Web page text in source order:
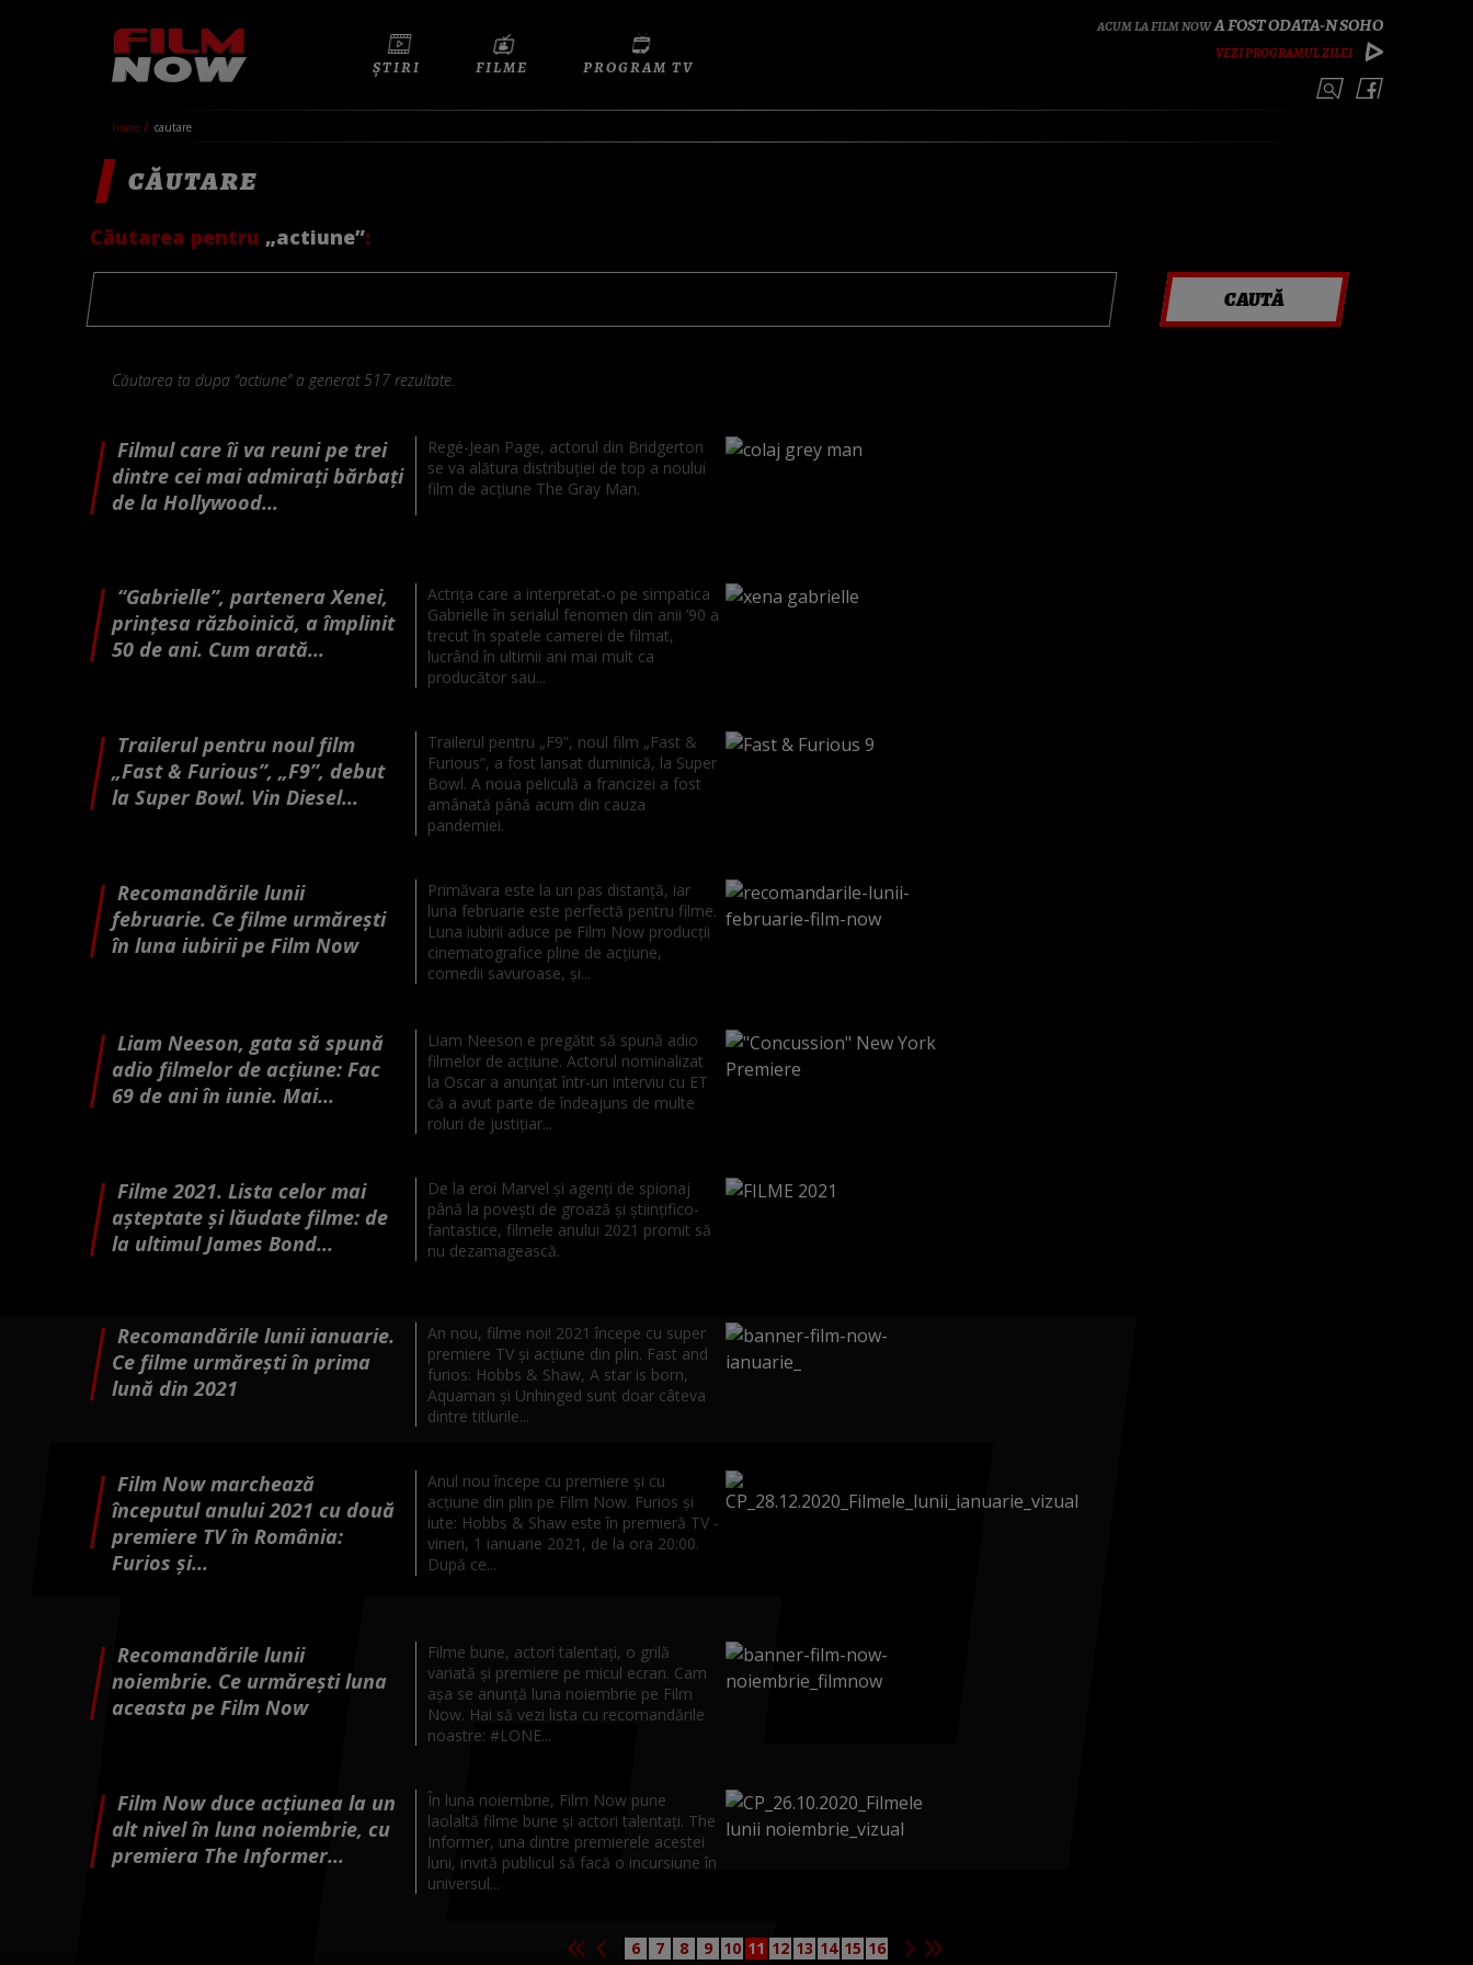
A FOST ODATA-N SOHO
VEZI PROGRAMUL ZILEI
ȘTIRI FILME PROGRAM TV
home cautare
CĂUTARE
Căutarea pentru „actiune”:
Căutarea ta dupa “actiune” a generat 517 rezultate.
Filmul care îi va reuni pe trei
dintre cei mai admirați bărbați
de la Hollywood...
Regé-Jean Page, actorul din Bridgerton
se va alătura distribuției de top a noului
film de acțiune The Gray Man.
“Gabrielle”, partenera Xenei,
prințesa războinică, a împlinit
50 de ani. Cum arată...
Actrița care a interpretat-o pe simpatica
Gabrielle în serialul fenomen din anii ’90 a
trecut în spatele camerei de filmat,
lucrând în ultimii ani mai mult ca
producător sau...
Trailerul pentru noul film
„Fast & Furious”, „F9”, debut
la Super Bowl. Vin Diesel...
Trailerul pentru „F9”, noul film „Fast &
Furious”, a fost lansat duminică, la Super
Bowl. A noua peliculă a francizei a fost
amânată până acum din cauza
pandemiei.
Recomandările lunii
februarie. Ce filme urmărești
în luna iubirii pe Film Now
Primăvara este la un pas distanță, iar
luna februarie este perfectă pentru filme.
Luna iubirii aduce pe Film Now producții
cinematografice pline de acțiune,
comedii savuroase, și...
Liam Neeson, gata să spună
adio filmelor de acțiune: Fac
69 de ani în iunie. Mai...
Liam Neeson e pregătit să spună adio
filmelor de acțiune. Actorul nominalizat
la Oscar a anunțat într-un interviu cu ET
că a avut parte de îndeajuns de multe
roluri de justițiar...
Filme 2021. Lista celor mai
așteptate și lăudate filme: de
la ultimul James Bond...
De la eroi Marvel și agenți de spionaj
până la poveşti de groază şi ştiinţifico-
fantastice, filmele anului 2021 promit să
nu dezamagească.
Recomandările lunii ianuarie.
Ce filme urmărești în prima
lună din 2021
An nou, filme noi! 2021 începe cu super
premiere TV și acțiune din plin. Fast and
furios: Hobbs & Shaw, A star is born,
Aquaman și Unhinged sunt doar câteva
dintre titlurile...
Film Now marchează
începutul anului 2021 cu două
premiere TV în România:
Furios şi...
Anul nou începe cu premiere și cu
acțiune din plin pe Film Now. Furios şi
iute: Hobbs & Shaw este în premieră TV -
vineri, 1 ianuarie 2021, de la ora 20:00.
După ce...
Recomandările lunii
noiembrie. Ce urmărești luna
aceasta pe Film Now
Filme bune, actori talentați, o grilă
variată și premiere pe micul ecran. Cam
așa se anunță luna noiembrie pe Film
Now. Hai să vezi lista cu recomandările
noastre: #LONE...
Film Now duce acțiunea la un
alt nivel în luna noiembrie, cu
premiera The Informer...
În luna noiembrie, Film Now pune
laolaltă filme bune și actori talentați. The
Informer, una dintre premierele acestei
luni, invită publicul să facă o incursiune în
universul...
6 7 8 9 10 11 12 13 14 15 16